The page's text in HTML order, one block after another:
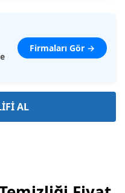
Firmaları Gör →
AL